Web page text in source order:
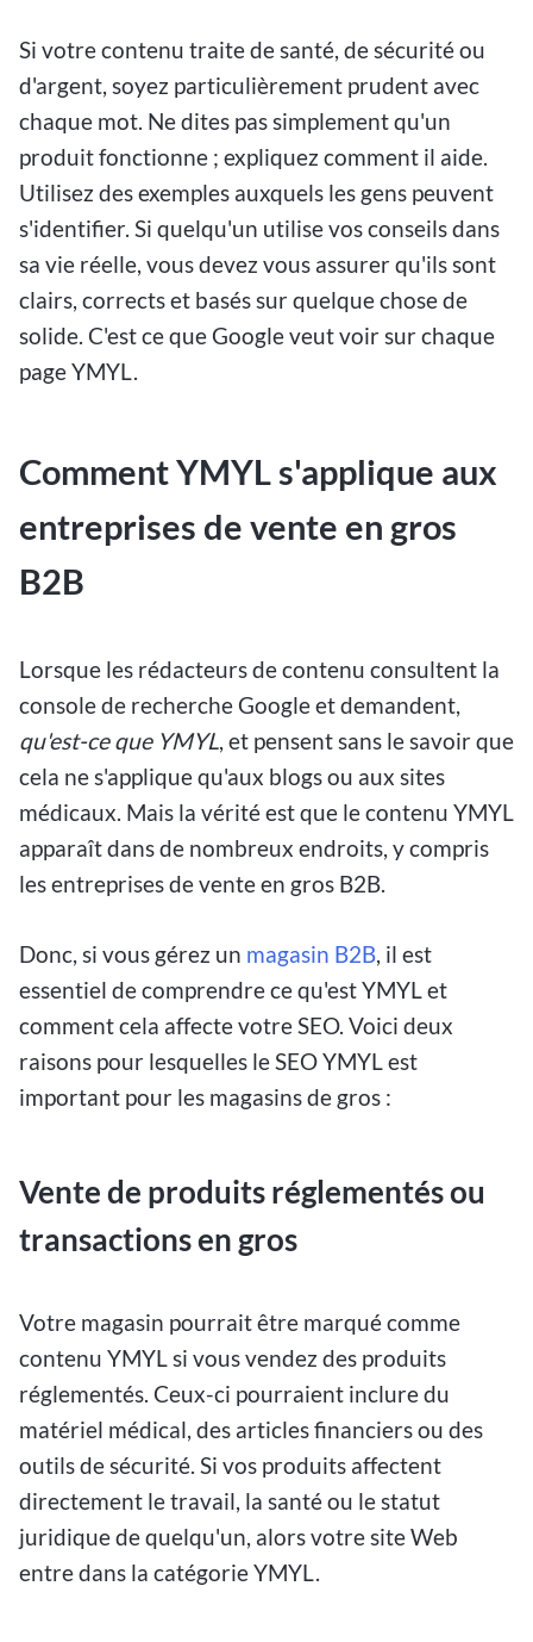
Si votre contenu traite de santé, de sécurité ou
d'argent, soyez particulièrement prudent avec
chaque mot. Ne dites pas simplement qu'un
produit fonctionne ; expliquez comment il aide.
Utilisez des exemples auxquels les gens peuvent
s'identifier. Si quelqu'un utilise vos conseils dans
sa vie réelle, vous devez vous assurer qu'ils sont
clairs, corrects et basés sur quelque chose de
solide. C'est ce que Google veut voir sur chaque
page YMYL.
Comment YMYL s'applique aux
entreprises de vente en gros
B2B
Lorsque les rédacteurs de contenu consultent la
console de recherche Google et demandent,
qu'est-ce que YMYL, et pensent sans le savoir que
cela ne s'applique qu'aux blogs ou aux sites
médicaux. Mais la vérité est que le contenu YMYL
apparaît dans de nombreux endroits, y compris
les entreprises de vente en gros B2B.
Donc, si vous gérez un magasin B2B, il est
essentiel de comprendre ce qu'est YMYL et
comment cela affecte votre SEO. Voici deux
raisons pour lesquelles le SEO YMYL est
important pour les magasins de gros :
Vente de produits réglementés ou
transactions en gros
Votre magasin pourrait être marqué comme
contenu YMYL si vous vendez des produits
réglementés. Ceux-ci pourraient inclure du
matériel médical, des articles financiers ou des
outils de sécurité. Si vos produits affectent
directement le travail, la santé ou le statut
juridique de quelqu'un, alors votre site Web
entre dans la catégorie YMYL.